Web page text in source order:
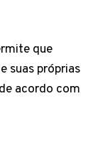
que
suas próprias
acordo com